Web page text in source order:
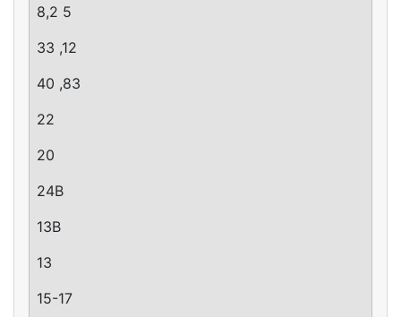
8,2 5
33 ,12
40 ,83
22
20
24B
13B
13
15-17